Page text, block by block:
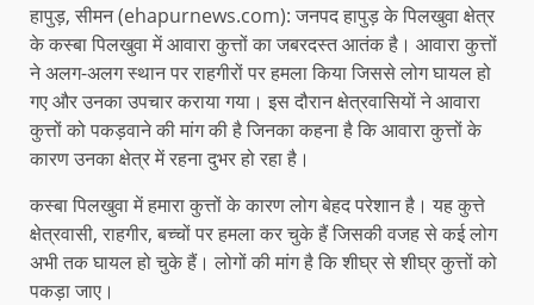
हापुड़, सीमन (ehapurnews.com): जनपद हापुड़ के पिलखुवा क्षेत्र
के कस्बा पिलखुवा में आवारा कुत्तों का जबरदस्त आतंक है। आवारा कुत्तों
ने अलग-अलग स्थान पर राहगीरों पर हमला किया जिससे लोग घायल हो
गए और उनका उपचार कराया गया। इस दौरान क्षेत्रवासियों ने आवारा
कुत्तों को पकड़वाने की मांग की है जिनका कहना है कि आवारा कुत्तों के
कारण उनका क्षेत्र में रहना दुभर हो रहा है।
कस्बा पिलखुवा में हमारा कुत्तों के कारण लोग बेहद परेशान है। यह कुत्ते
क्षेत्रवासी, राहगीर, बच्चों पर हमला कर चुके हैं जिसकी वजह से कई लोग
अभी तक घायल हो चुके हैं। लोगों की मांग है कि शीघ्र से शीघ्र कुत्तों को
पकड़ा जाए।